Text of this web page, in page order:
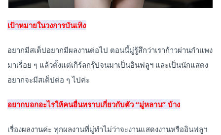
เป้าหมายในวงการบันเทิง
อยากมีสเต็ปอยากมีผลงานต่อไป ตอนนี้มู่รู้สึกว่าเราก้าวผ่านกำแพง
มาเรื่อย ๆ แล้วตั้งแต่เกิร์ลกรุ๊ปจนมาเป็นอินฟลูฯ และเป็นนักแสดง
อยากจะมีสเต็ปต่อ ๆ ไปค่ะ
อยากบอกอะไรให้คนอื่นทราบเกี่ยวกับตัว “มู่หลาน” บ้าง
เรื่องผลงานค่ะ ทุกผลงานที่มู่ทำไม่ว่าจะงานแสดงงานหรืออินฟลูฯ